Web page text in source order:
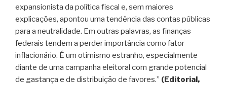
expansionista da política fiscal e, sem maiores
explicações, apontou uma tendência das contas públicas
para a neutralidade. Em outras palavras, as finanças
federais tendem a perder importância como fator
inflacionário. É um otimismo estranho, especialmente
diante de uma campanha eleitoral com grande potencial
de gastança e de distribuição de favores.” (Editorial,